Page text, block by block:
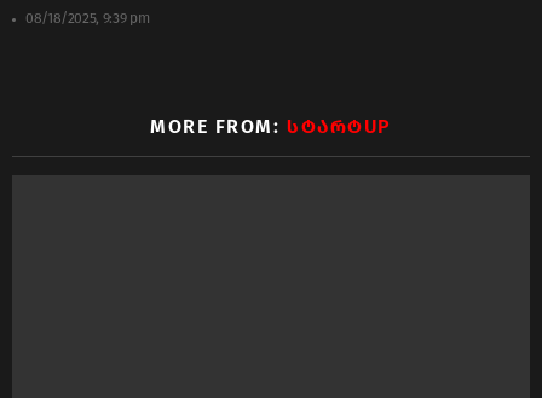
08/18/2025, 9:39 pm
MORE FROM:ᲡᲢᲐᲠᲢUP